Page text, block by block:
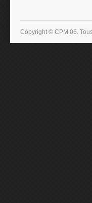
Copyright © CPM 06.